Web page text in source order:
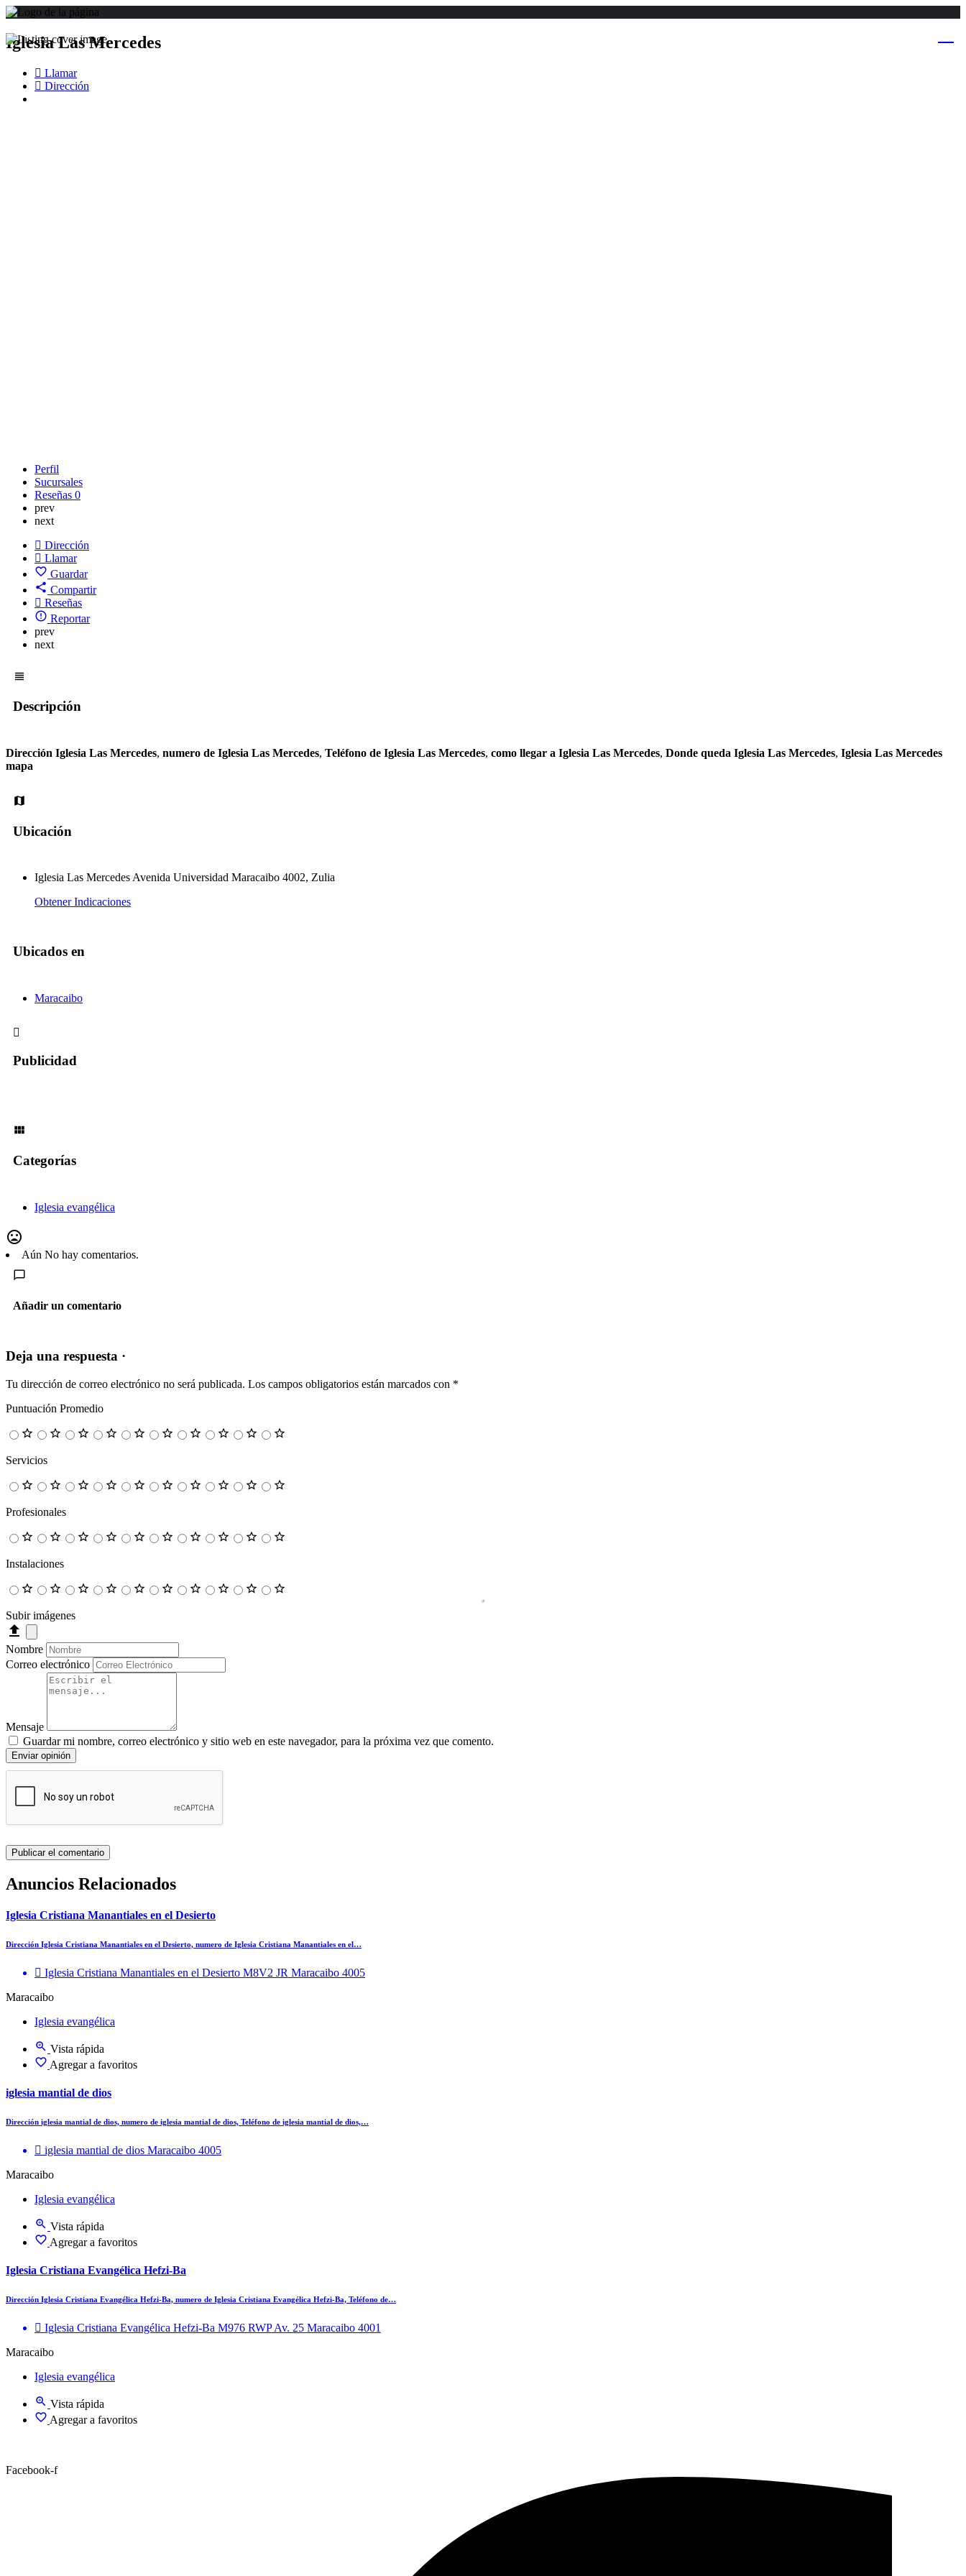
Iglesia Las Mercedes
Llamar
Dirección
Perfil
Sucursales
Reseñas 0
prev
next
Dirección
Llamar
Guardar
Compartir
Reseñas
Reportar
prev
next
Descripción
Dirección Iglesia Las Mercedes, numero de Iglesia Las Mercedes, Teléfono de Iglesia Las Mercedes, como llegar a Iglesia Las Mercedes, Donde queda Iglesia Las Mercedes, Iglesia Las Mercedes
mapa
Ubicación
Iglesia Las Mercedes Avenida Universidad Maracaibo 4002, Zulia
Obtener Indicaciones
Ubicados en
Maracaibo
Publicidad
Categorías
Iglesia evangélica
Aún No hay comentarios.
Añadir un comentario
Deja una respuesta ·
Tu dirección de correo electrónico no será publicada. Los campos obligatorios están marcados con *
Puntuación Promedio
Servicios
Profesionales
Instalaciones
Subir imágenes
Nombre
Correo electrónico
Mensaje
Guardar mi nombre, correo electrónico y sitio web en este navegador, para la próxima vez que comento.
Enviar opinión
Anuncios Relacionados
Iglesia Cristiana Manantiales en el Desierto
Dirección Iglesia Cristiana Manantiales en el Desierto, numero de Iglesia Cristiana Manantiales en el…
Iglesia Cristiana Manantiales en el Desierto M8V2 JR Maracaibo 4005
Maracaibo
Iglesia evangélica
Vista rápida
Agregar a favoritos
iglesia mantial de dios
Dirección iglesia mantial de dios, numero de iglesia mantial de dios, Teléfono de iglesia mantial de dios,…
iglesia mantial de dios Maracaibo 4005
Maracaibo
Iglesia evangélica
Vista rápida
Agregar a favoritos
Iglesia Cristiana Evangélica Hefzi-Ba
Dirección Iglesia Cristiana Evangélica Hefzi-Ba, numero de Iglesia Cristiana Evangélica Hefzi-Ba, Teléfono de…
Iglesia Cristiana Evangélica Hefzi-Ba M976 RWP Av. 25 Maracaibo 4001
Maracaibo
Iglesia evangélica
Vista rápida
Agregar a favoritos
Facebook-f